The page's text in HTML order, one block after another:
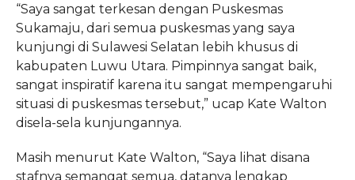
“Saya sangat terkesan dengan Puskesmas
Sukamaju, dari semua puskesmas yang saya
kunjungi di Sulawesi Selatan lebih khusus di
kabupaten Luwu Utara. Pimpinnya sangat baik,
sangat inspiratif karena itu sangat mempengaruhi
situasi di puskesmas tersebut,” ucap Kate Walton
disela-sela kunjungannya.
Masih menurut Kate Walton, “Saya lihat disana
stafnya semangat semua, datanya lengkap